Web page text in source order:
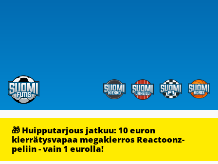
🎁 Huipputarjous jatkuu: 10 euron
kierrätysvapaa megakierros Reactoonz-
peliin - vain 1 eurolla!